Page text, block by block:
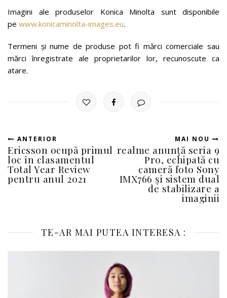
Imagini ale produselor Konica Minolta sunt disponibile
pe www.konicaminolta-images.eu.
Termeni şi nume de produse pot fi mărci comerciale sau
mărci înregistrate ale proprietarilor lor, recunoscute ca
atare.
ANTERIOR
Ericsson ocupă primul
loc în clasamentul
Total Year Review
pentru anul 2021
MAI NOU
realme anunţă seria 9
Pro, echipată cu
cameră foto Sony
IMX766 și sistem dual
de stabilizare a
imaginii
TE-AR MAI PUTEA INTERESA :